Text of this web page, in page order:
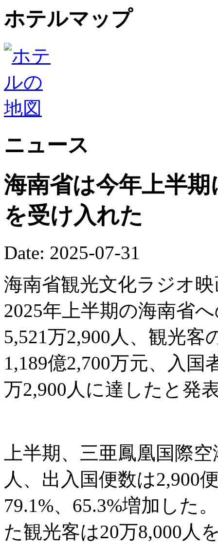
ホテルマップ
ニュース
海南省は今年上半期
を受け入れた
Date: 2025-07-31
海南省観光文化ラジオ
2025年上半期の海南省
5,521万2,900人、観光客
1,189億2,700万元、入国
万2,900人に達したと発
上半期、三亜鳳凰国際
人、出入国便数は2,900
79.1%、65.3%増加した
た観光客は20万8,000人